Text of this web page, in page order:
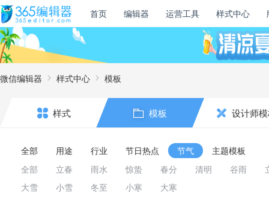
首页 编辑器 运营工具 样式中心
微信编辑器 样式中心 模板
样式 模板 设计师
全部 用途 行业 节日热点
节气
全部
立春 雨水 惊蛰 春分 清明 谷雨
大雪
小雪 冬至 小寒 大寒
主题模板